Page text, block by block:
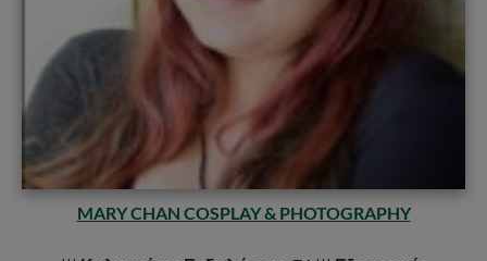
MARY CHAN COSPLAY & PHOTOGRAPHY